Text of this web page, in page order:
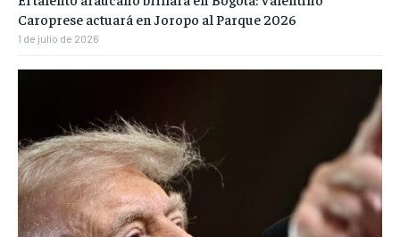
Caroprese actuará en Joropo al Parque 2026
1 de julio de 2026